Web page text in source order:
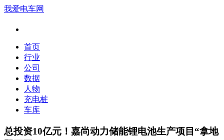
我爱电车网
首页
行业
公司
数据
人物
充电桩
车库
总投资10亿元！嘉尚动力储能锂电池生产项目“拿地